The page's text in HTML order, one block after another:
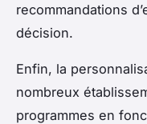
recommandations
décision.
Enfin, la
nombreux
programmes en